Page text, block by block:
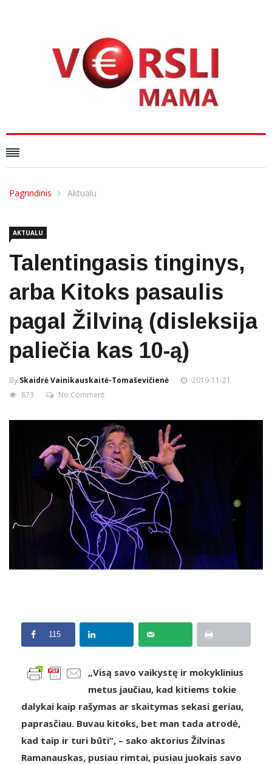
Pagrindinis Aktualu
AKTUALU
Talentingasis tinginys,
arba Kitoks pasaulis
pagal Žilviną (disleksija
paliečia kas 10-ą)
By Skaidrė Vainikauskaitė-Tomaševičienė
2019-11-21
873
No Comment
115
„Visą savo vaikystę ir mokyklinius
metus jaučiau, kad kitiems tokie
dalykai kaip rašymas ar skaitymas sekasi geriau,
paprasčiau. Buvau kitoks, bet man tada atrodė,
kad taip ir turi būti“, – sako aktorius Žilvinas
Ramanauskas, pusiau rimtai, pusiau juokais savo